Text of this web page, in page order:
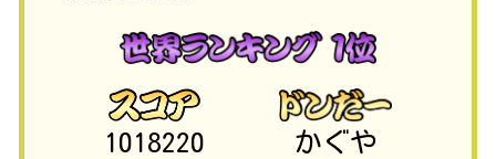
1018220 かぐや